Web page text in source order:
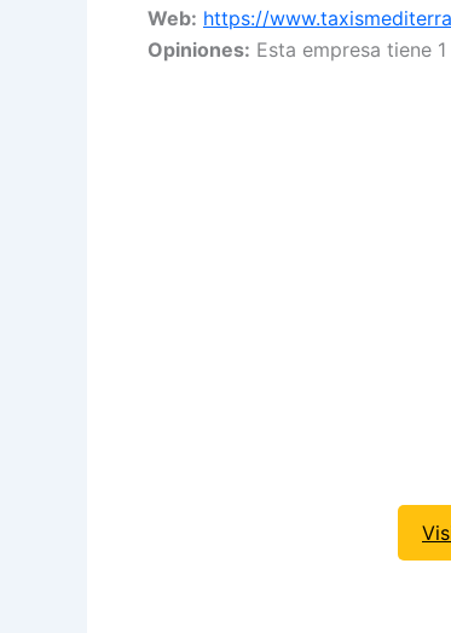
Web: https://
Opiniones: Esta empresa tiene